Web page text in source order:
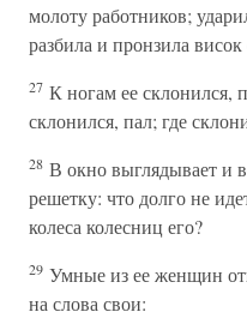
молоту работников;
разбила и пронзила висок
27 К ногам ее склонился,
склонился, пал; где
28 В окно выглядывает и
решетку: что долго не
колеса колесниц его?
29 Умные из ее женщин
на слова свои: